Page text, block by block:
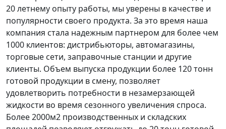
20 летнему опыту работы, мы уверены в качестве и
популярности своего продукта. За это время наша
компания стала надежным партнером для более чем
1000 клиентов: дистрибьюторы, автомагазины,
торговые сети, заправочные станции и другие
клиенты. Объем выпуска продукции более 120 тонн
готовой продукции в смену, позволяет
удовлетворить потребности в незамерзающей
жидкости во время сезонного увеличения спроса.
Более 2000м2 производственных и складских